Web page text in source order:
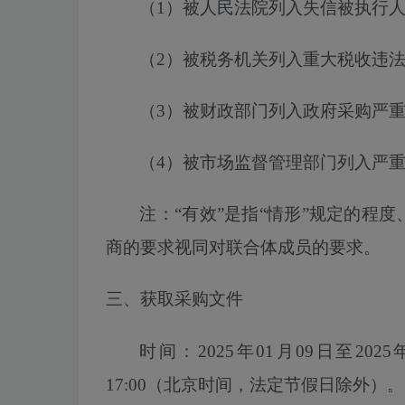
（ 1）被人民法院列入失信被执行
（2）被税务机关列入重大税收违
（3）被财政部门列入政府采购严
（4）被市场监督管理部门列入严
注： “有效”是指“情形”规定的程
商的要求视同对联合体成员的要求。
三、获取采购文件
时间： 2025年01月09日至2025
17:00（北京时间，法定节假日除外）。